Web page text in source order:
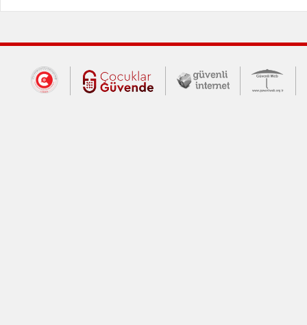
Dış Bağlantılar
Cumhurbaşkanlığı İletişim Merkezi
Çocuklar Güvende (yeni
Güvenli